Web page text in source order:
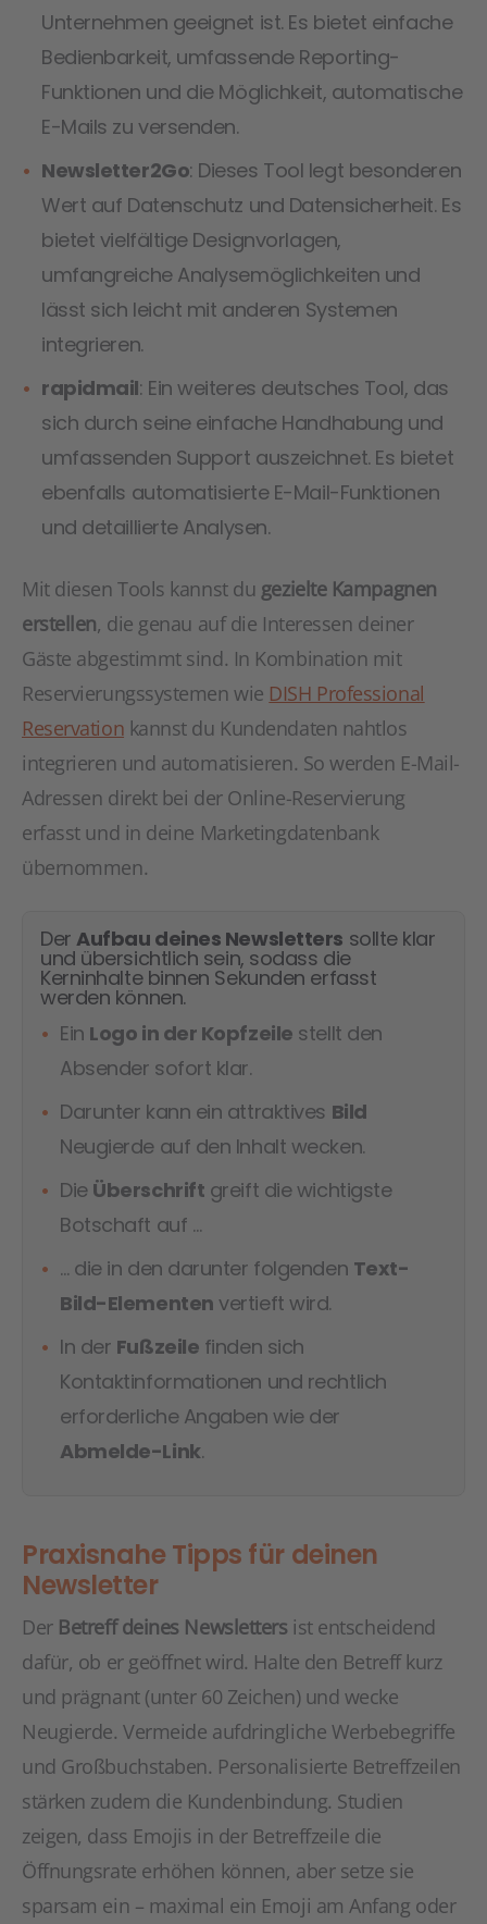
Unternehmen geeignet ist. Es bietet einfache
Bedienbarkeit, umfassende Reporting-
Funktionen und die Möglichkeit, automatische
E-Mails zu versenden.
Newsletter2Go: Dieses Tool legt besonderen
Wert auf Datenschutz und Datensicherheit. Es
bietet vielfältige Designvorlagen,
umfangreiche Analysemöglichkeiten und
lässt sich leicht mit anderen Systemen
integrieren.
rapidmail: Ein weiteres deutsches Tool, das
sich durch seine einfache Handhabung und
umfassenden Support auszeichnet. Es bietet
ebenfalls automatisierte E-Mail-Funktionen
und detaillierte Analysen.
Mit diesen Tools kannst du gezielte Kampagnen
erstellen, die genau auf die Interessen deiner
Gäste abgestimmt sind. In Kombination mit
Reservierungssystemen wie DISH Professional
Reservation kannst du Kundendaten nahtlos
integrieren und automatisieren. So werden E-Mail-
Adressen direkt bei der Online-Reservierung
erfasst und in deine Marketingdatenbank
übernommen.
DerAufbau deines Newsletters sollte klar
und übersichtlich sein, sodass die
Kerninhalte binnen Sekunden erfasst
werden können.
Ein Logo in der Kopfzeile stellt den
Absender sofort klar.
Darunter kann ein attraktives Bild
Neugierde auf den Inhalt wecken.
Die Überschrift greift die wichtigste
Botschaft auf …
… die in den darunter folgenden Text-
Bild-Elementen vertieft wird.
In der Fußzeile finden sich
Kontaktinformationen und rechtlich
erforderliche Angaben wie der
Abmelde-Link.
Praxisnahe Tipps für deinen
Newsletter
Der Betreff deines Newsletters ist entscheidend
dafür, ob er geöffnet wird. Halte den Betreff kurz
und prägnant (unter 60 Zeichen) und wecke
Neugierde. Vermeide aufdringliche Werbebegriffe
und Großbuchstaben. Personalisierte Betreffzeilen
stärken zudem die Kundenbindung. Studien
zeigen, dass Emojis in der Betreffzeile die
Öffnungsrate erhöhen können, aber setze sie
sparsam ein – maximal ein Emoji am Anfang oder